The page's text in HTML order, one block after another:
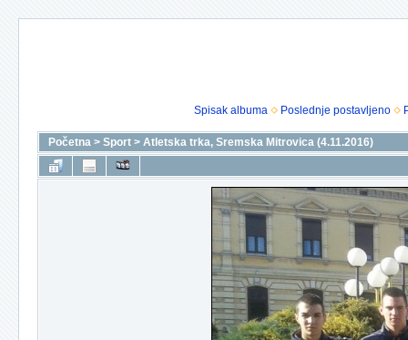
Spisak albuma Poslednje postavljeno
Početna > Sport > Atletska trka, Sremska Mitrovica (4.11.2016)